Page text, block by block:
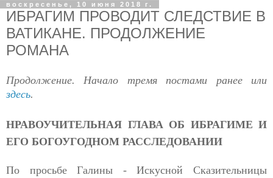
воскресенье, 10 июня 2018 г.
ИБРАГИМ ПРОВОДИТ СЛЕДСТВИЕ В
ВАТИКАНЕ. ПРОДОЛЖЕНИЕ
РОМАНА
Продолжение. Начало тремя постами ранее или
здесь.
НРАВОУЧИТЕЛЬНАЯ ГЛАВА ОБ ИБРАГИМЕ И
ЕГО БОГОУГОДНОМ РАССЛЕДОВАНИИ
По просьбе Галины - Искусной Сказительницы